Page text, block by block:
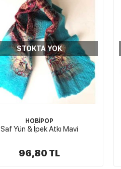
STOKTA YOK
HOBİPOP
Saf Yün & İpek Atkı Mavi
96,80 TL